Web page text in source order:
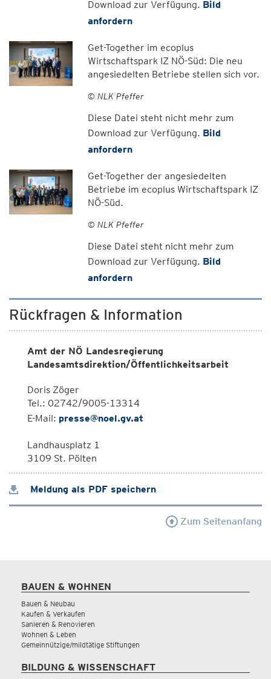
Download zur Verfügung. Bild
anfordern
Get-Together im ecoplus
Wirtschaftspark IZ NÖ-Süd: Die neu
angesiedelten Betriebe stellen sich vor.
© NLK Pfeffer
Diese Datei steht nicht mehr zum
Download zur Verfügung. Bild
anfordern
Get-Together der angesiedelten
Betriebe im ecoplus Wirtschaftspark IZ
NÖ-Süd.
© NLK Pfeffer
Diese Datei steht nicht mehr zum
Download zur Verfügung. Bild
anfordern
Rückfragen & Information
Amt der NÖ Landesregierung
Landesamtsdirektion/Öffentlichkeitsarbeit
Doris Zöger
Tel.: 02742/9005-13314
E-Mail: presse@noel.gv.at
Landhausplatz 1
3109 St. Pölten
Meldung als PDF speichern
Zum Seitenanfang
BAUEN & WOHNEN
Bauen & Neubau
Kaufen & Verkaufen
Sanieren & Renovieren
Wohnen & Leben
Gemeinnützige/mildtätige Stiftungen
BILDUNG & WISSENSCHAFT